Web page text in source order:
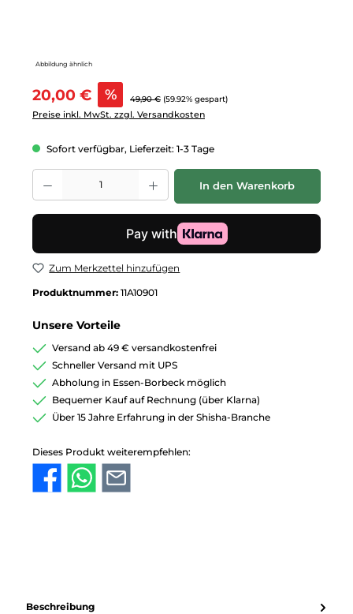
Abbildung ähnlich
Verkaufspreis:
20,00 € % Regulärer Preis:
49,90 € (59.92% gespart)
Preise inkl. MwSt. zzgl. Versandkosten
Sofort verfügbar, Lieferzeit: 1-3 Tage
Produkt Anzahl: Gib den gewünschten Wert ein oder benutze die
In den Warenkorb
Zum Merkzettel hinzufügen
Produktnummer: 11A10901
Unsere Vorteile
Versand ab 49 € versandkostenfrei
Schneller Versand mit UPS
Abholung in Essen-Borbeck möglich
Bequemer Kauf auf Rechnung (über Klarna)
Über 15 Jahre Erfahrung in der Shisha-Branche
Dieses Produkt weiterempfehlen:
Beschreibung